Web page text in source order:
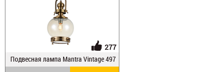
277
Подвесная лампа Mantra Vintage 497
3